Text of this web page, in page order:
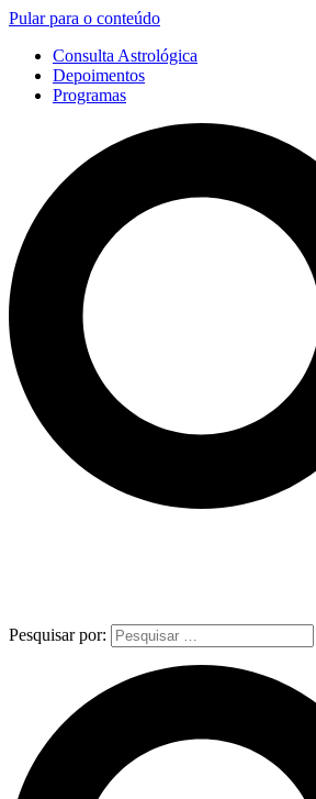
Pular para o conteúdo
Consulta Astrológica
Depoimentos
Programas
Pesquisar por: